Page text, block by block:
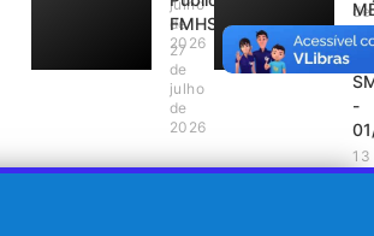
julho
de
2026
FMHS
27
de
julho
de
2026
de
-
-
13